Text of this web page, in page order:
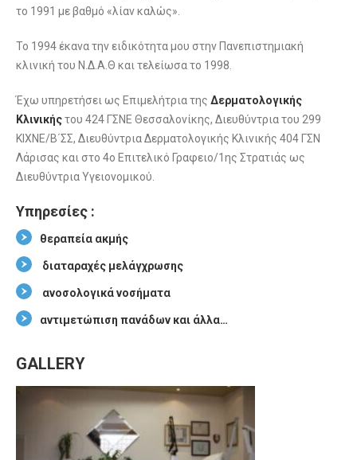
το 1991 με βαθμό «λίαν καλώς».
Το 1994 έκανα την ειδικότητα μου στην Πανεπιστημιακή
κλινική του Ν.Δ.Α.Θ και τελείωσα το 1998.
Έχω υπηρετήσει ως Επιμελήτρια της Δερματολογικής
Κλινικήςτου 424 ΓΣΝΕ Θεσσαλονίκης, Διευθύντρια του 299
ΚΙΧΝΕ/Β΄ΣΣ, Διευθύντρια Δερματολογικής Κλινικής 404 ΓΣΝ
Λάρισας και στο 4ο Επιτελικό Γραφειο/1ης Στρατιάς ως
Διευθύντρια Υγειονομικού.
Υπηρεσίες :
θεραπεία ακμής
διαταραχές μελάγχρωσης
ανοσολογικά νοσήματα
αντιμετώπιση πανάδων και άλλα…
GALLERY